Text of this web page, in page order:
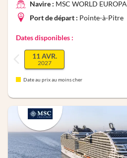
Navire : MSC WORLD EUROPA
Port de départ : Pointe-à-Pitre
Dates disponibles :
11 AVR.
2027
Date au prix au moins cher